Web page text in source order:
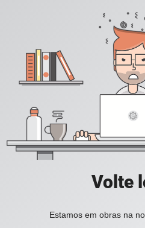
Volte
Estamos em obras na